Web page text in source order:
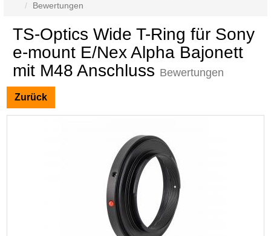
Bewertungen
TS-Optics Wide T-Ring für Sony
e-mount E/Nex Alpha Bajonett
mit M48 Anschluss Bewertungen
Zurück